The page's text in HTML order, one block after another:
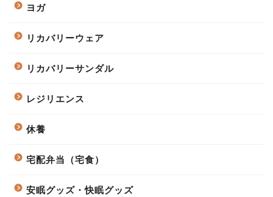
ヨガ
リカバリーウェア
リカバリーサンダル
レジリエンス
休養
宅配弁当（宅食）
安眠グッズ・快眠グッズ